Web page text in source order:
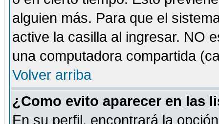
alguien más. Para que el
active la casilla al ingresar. NO
una computadora compartida
Volver arriba
¿Como evito aparecer en las
En su perfil, encontrará la